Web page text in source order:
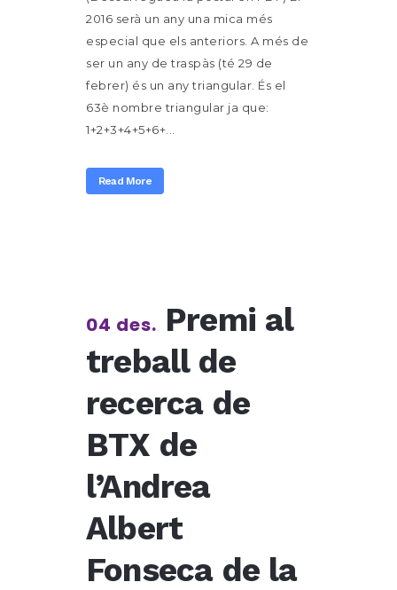
2016 serà un any una mica més
especial que els anteriors. A més de
ser un any de traspàs (té 29 de
febrer) és un any triangular. És el
63è nombre triangular ja que:
1+2+3+4+5+6+...
Read More
04 des. Premi al
treball de
recerca de
BTX de
l’Andrea
Albert
Fonseca de la